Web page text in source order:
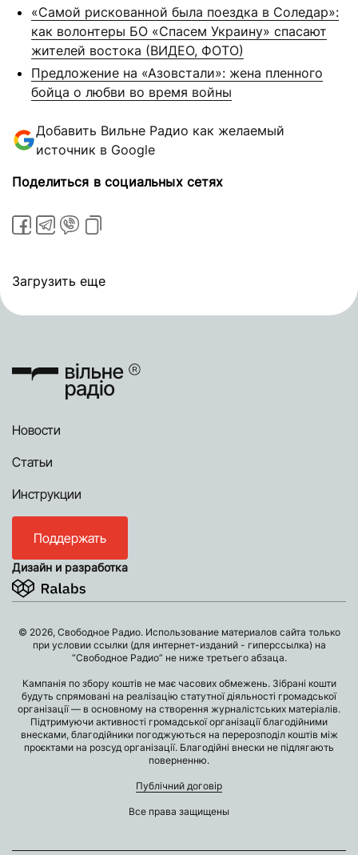
«Самой рискованной была поездка в Соледар»:
как волонтеры БО «Спасем Украину» спасают
жителей востока (ВИДЕО, ФОТО)
Предложение на «Азовстали»: жена пленного
бойца о любви во время войны
Добавить Вильне Радио как желаемый
источник в Google
Поделиться в социальных сетях
Загрузить еще
Новости
Статьи
Инструкции
Поддержать
Дизайн и разработка
© 2026, Свободное Радио. Использование материалов сайта только
при условии ссылки (для интернет-изданий - гиперссылка) на
“Свободное Радио” не ниже третьего абзаца.
Кампанія по збору коштів не має часових обмежень. Зібрані кошти
будуть спрямовані на реалізацію статутної діяльності громадської
організації — в основному на створення журналістських матеріалів.
Підтримуючи активності громадської організації благодійними
внесками, благодійники погоджуються на перерозподіл коштів між
проєктами на розсуд організації. Благодійні внески не підлягають
поверненню.
Публічний договір
Все права защищены